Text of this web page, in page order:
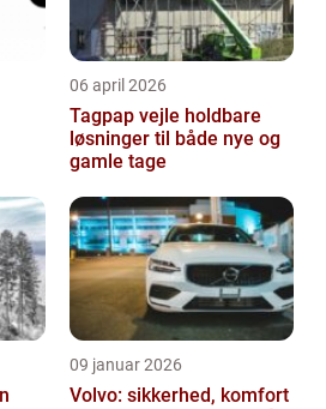
06 april 2026
Tagpap vejle holdbare
løsninger til både nye og
gamle tage
09 januar 2026
Volvo: sikkerhed, komfort